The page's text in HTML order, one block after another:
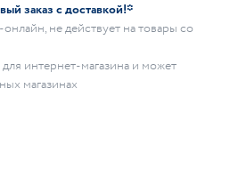
заказ с доставкой!*
не действует на товары со
интернет-магазина и может
магазинах